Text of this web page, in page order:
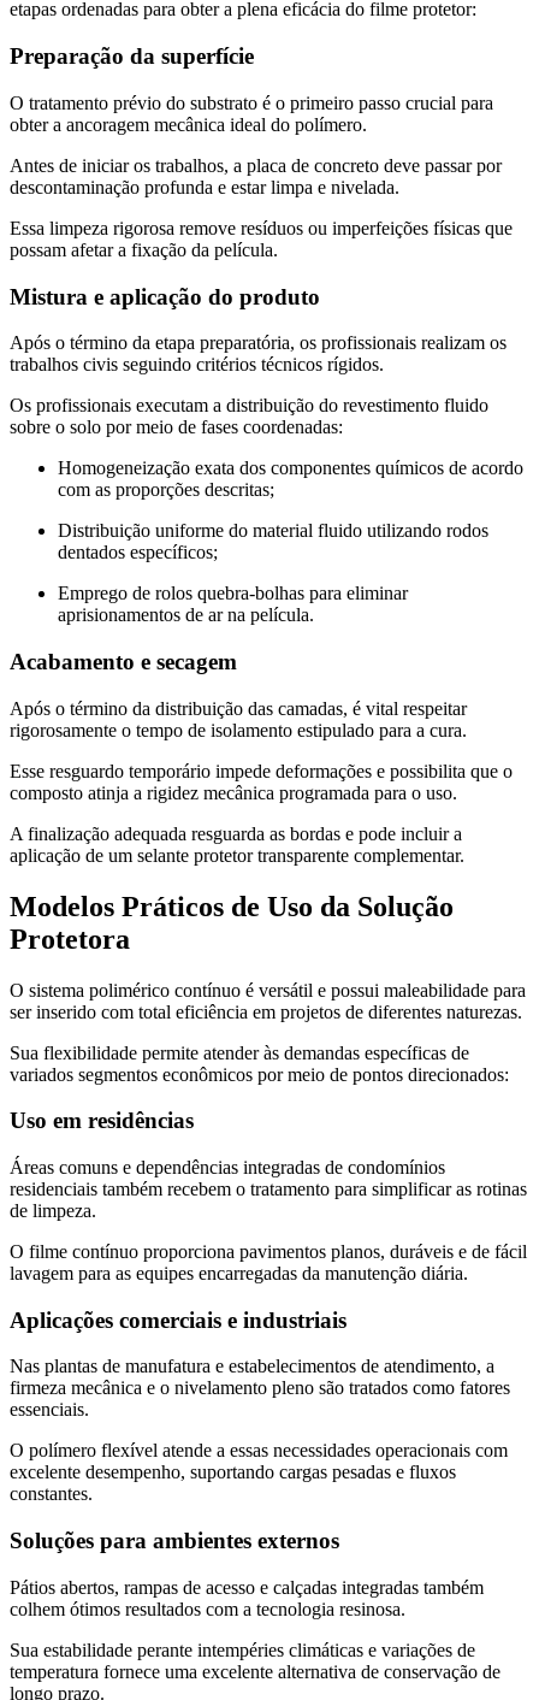
etapas ordenadas para obter a plena eficácia do filme protetor:
Preparação da superfície
O tratamento prévio do substrato é o primeiro passo crucial para
obter a ancoragem mecânica ideal do polímero.
Antes de iniciar os trabalhos, a placa de concreto deve passar por
descontaminação profunda e estar limpa e nivelada.
Essa limpeza rigorosa remove resíduos ou imperfeições físicas que
possam afetar a fixação da película.
Mistura e aplicação do produto
Após o término da etapa preparatória, os profissionais realizam os
trabalhos civis seguindo critérios técnicos rígidos.
Os profissionais executam a distribuição do revestimento fluido
sobre o solo por meio de fases coordenadas:
Homogeneização exata dos componentes químicos de acordo
com as proporções descritas;
Distribuição uniforme do material fluido utilizando rodos
dentados específicos;
Emprego de rolos quebra-bolhas para eliminar
aprisionamentos de ar na película.
Acabamento e secagem
Após o término da distribuição das camadas, é vital respeitar
rigorosamente o tempo de isolamento estipulado para a cura.
Esse resguardo temporário impede deformações e possibilita que o
composto atinja a rigidez mecânica programada para o uso.
A finalização adequada resguarda as bordas e pode incluir a
aplicação de um selante protetor transparente complementar.
Modelos Práticos de Uso da Solução
Protetora
O sistema polimérico contínuo é versátil e possui maleabilidade para
ser inserido com total eficiência em projetos de diferentes naturezas.
Sua flexibilidade permite atender às demandas específicas de
variados segmentos econômicos por meio de pontos direcionados:
Uso em residências
Áreas comuns e dependências integradas de condomínios
residenciais também recebem o tratamento para simplificar as rotinas
de limpeza.
O filme contínuo proporciona pavimentos planos, duráveis e de fácil
lavagem para as equipes encarregadas da manutenção diária.
Aplicações comerciais e industriais
Nas plantas de manufatura e estabelecimentos de atendimento, a
firmeza mecânica e o nivelamento pleno são tratados como fatores
essenciais.
O polímero flexível atende a essas necessidades operacionais com
excelente desempenho, suportando cargas pesadas e fluxos
constantes.
Soluções para ambientes externos
Pátios abertos, rampas de acesso e calçadas integradas também
colhem ótimos resultados com a tecnologia resinosa.
Sua estabilidade perante intempéries climáticas e variações de
temperatura fornece uma excelente alternativa de conservação de
longo prazo.